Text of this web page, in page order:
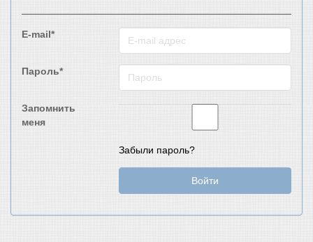
E-mail*
Пароль*
Запомнить
меня
Забыли пароль?
Войти